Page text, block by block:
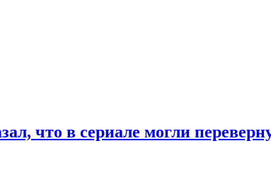
что в сериале могли